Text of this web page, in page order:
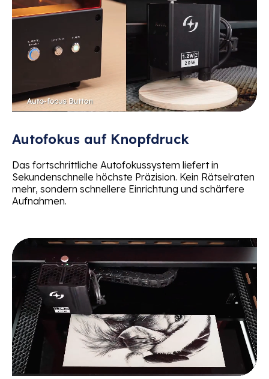
Autofokus auf Knopfdruck
Das fortschrittliche Autofokussystem liefert in
Sekundenschnelle höchste Präzision. Kein Rätselraten
mehr, sondern schnellere Einrichtung und schärfere
Aufnahmen.